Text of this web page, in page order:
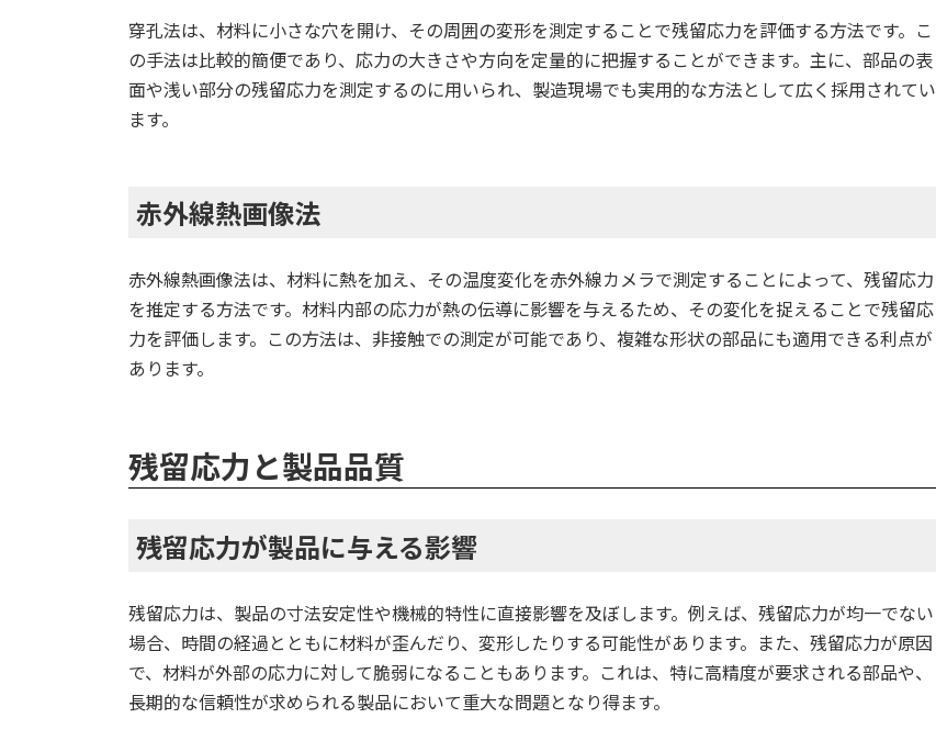
穿孔法は、材料に小さな穴を開け、その周囲の変形を測定することで残留応力を評価する方法です。こ
の手法は比較的簡便であり、応力の大きさや方向を定量的に把握することができます。主に、部品の表
面や浅い部分の残留応力を測定するのに用いられ、製造現場でも実用的な方法として広く採用されてい
ます。
赤外線熱画像法
赤外線熱画像法は、材料に熱を加え、その温度変化を赤外線カメラで測定することによって、残留応力
を推定する方法です。材料内部の応力が熱の伝導に影響を与えるため、その変化を捉えることで残留応
力を評価します。この方法は、非接触での測定が可能であり、複雑な形状の部品にも適用できる利点が
あります。
残留応力と製品品質
残留応力が製品に与える影響
残留応力は、製品の寸法安定性や機械的特性に直接影響を及ぼします。例えば、残留応力が均一でない
場合、時間の経過とともに材料が歪んだり、変形したりする可能性があります。また、残留応力が原因
で、材料が外部の応力に対して脆弱になることもあります。これは、特に高精度が要求される部品や、
長期的な信頼性が求められる製品において重大な問題となり得ます。